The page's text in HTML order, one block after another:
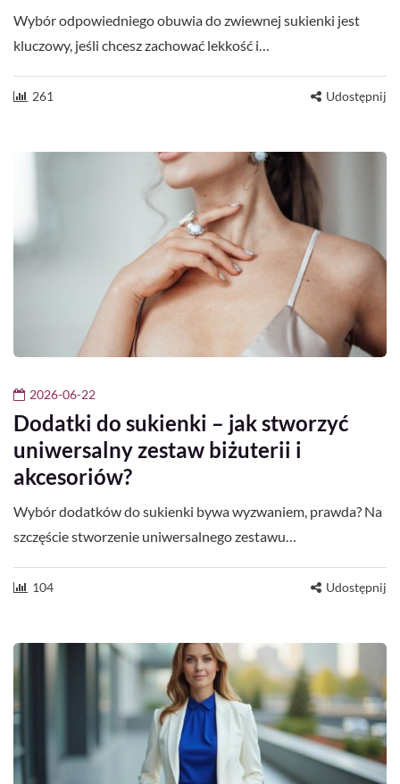
Wybór odpowiedniego obuwia do zwiewnej sukienki jest
kluczowy, jeśli chcesz zachować lekkość i…
261 Udostępnij
2026-06-22
Dodatki do sukienki – jak stworzyć
uniwersalny zestaw biżuterii i
akcesoriów?
Wybór dodatków do sukienki bywa wyzwaniem, prawda? Na
szczęście stworzenie uniwersalnego zestawu…
104 Udostępnij